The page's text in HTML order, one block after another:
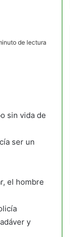
de lectura
sin vida de
ser un
el hombre
y